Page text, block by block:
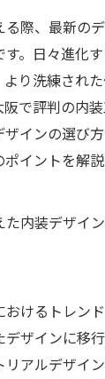
際、最新の
。日々進化
り洗練され
で評判の内
インの選び
イントを解説
内装デザイ
けるトレン
ザインに移
アルデザイ